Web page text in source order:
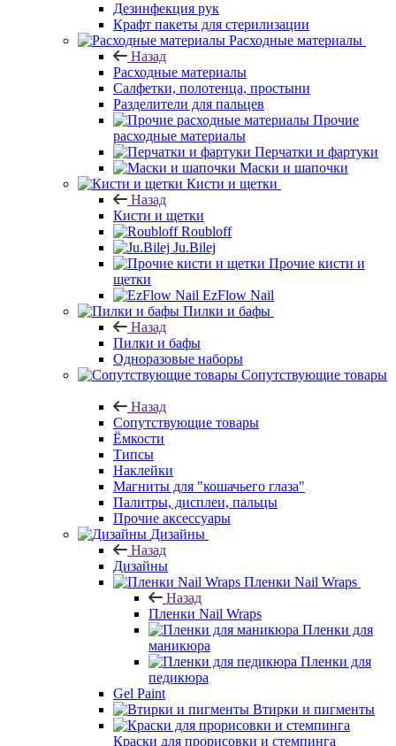
Дезинфекция рук
Крафт пакеты для стерилизации
Расходные материалы
Назад
Расходные материалы
Салфетки, полотенца, простыни
Разделители для пальцев
Прочие
расходные материалы
Перчатки и фартуки
Маски и шапочки
Кисти и щетки
Назад
Кисти и щетки
Roubloff
Ju.Bilej
Прочие кисти и
щетки
EzFlow Nail
Пилки и бафы
Назад
Пилки и бафы
Одноразовые наборы
Сопутствующие товары
Назад
Сопутствующие товары
Ёмкости
Типсы
Наклейки
Магниты для "кошачьего глаза"
Палитры, дисплеи, пальцы
Прочие аксессуары
Дизайны
Назад
Дизайны
Пленки Nail Wraps
Назад
Пленки Nail Wraps
Пленки для
маникюра
Пленки для
педикюра
Gel Paint
Втирки и пигменты
Краски для прорисовки и стемпинга